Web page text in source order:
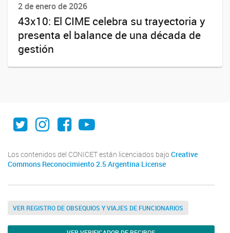
2 de enero de 2026
43x10: El CIME celebra su trayectoria y
presenta el balance de una década de
gestión
Twitter
Instagram
Facebook
Youtube
Los contenidos del CONICET están licenciados bajo Creative
Commons Reconocimiento 2.5 Argentina License
VER REGISTRO DE OBSEQUIOS Y VIAJES DE FUNCIONARIOS